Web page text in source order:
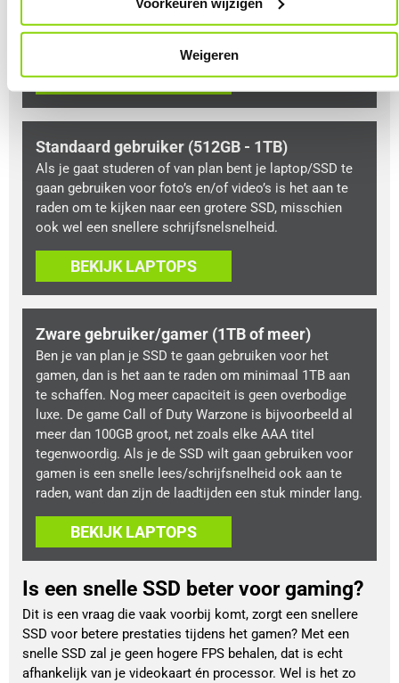
Weigeren
maar het is aan te raden om via een online cloud te
BEKIJK LAPTOPS
Standaard gebruiker (512GB - 1TB)
Als je gaat studeren of van plan bent je laptop/SSD te
gaan gebruiken voor foto’s en/of video’s is het aan te
raden om te kijken naar een grotere SSD, misschien
ook wel een snellere schrijfsnelsnelheid.
BEKIJK LAPTOPS
Zware gebruiker/gamer (1TB of meer)
Ben je van plan je SSD te gaan gebruiken voor het
gamen, dan is het aan te raden om minimaal 1TB aan
te schaffen. Nog meer capaciteit is geen overbodige
luxe. De game Call of Duty Warzone is bijvoorbeeld al
meer dan 100GB groot, net zoals elke AAA titel
tegenwoordig. Als je de SSD wilt gaan gebruiken voor
gamen is een snelle lees/schrijfsnelheid ook aan te
raden, want dan zijn de laadtijden een stuk minder lang.
BEKIJK LAPTOPS
Is een snelle SSD beter voor gaming?
Dit is een vraag die vaak voorbij komt, zorgt een snellere
SSD voor betere prestaties tijdens het gamen? Met een
snelle SSD zal je geen hogere FPS behalen, dat is echt
afhankelijk van je videokaart én processor. Wel is het zo